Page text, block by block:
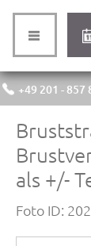
+49 201 - 857
als +/-
Foto ID: